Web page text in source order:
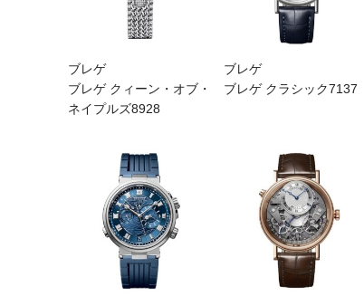
ブレゲ
ブレゲ クィーン・オブ・
ネイプルズ8928
ブレゲ
ブレゲ クラシック7137